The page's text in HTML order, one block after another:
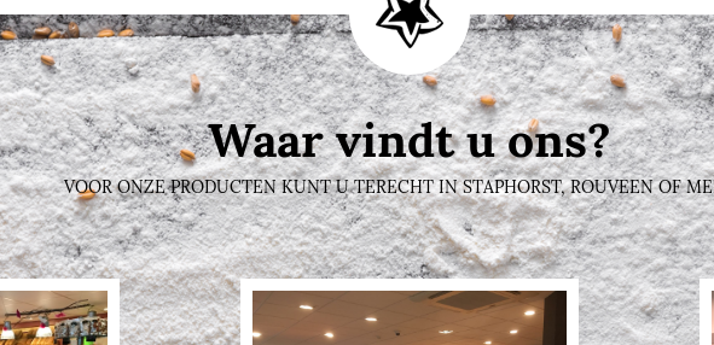
Waar vindt u ons?
VOOR ONZE PRODUCTEN KUNT U TERECHT IN STAPHORST, ROUVEEN OF